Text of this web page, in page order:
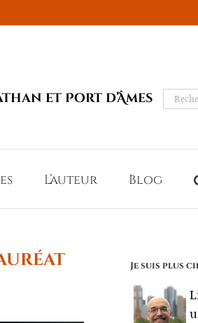
et Port d’Âmes
L’auteur Blog
Je suis plus